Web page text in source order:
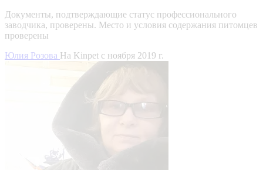
Документы, подтверждающие статус профессионального
заводчика, проверены. Место и условия содержания питомцев
проверены
Юлия Розова На Kinpet c ноября 2019 г.